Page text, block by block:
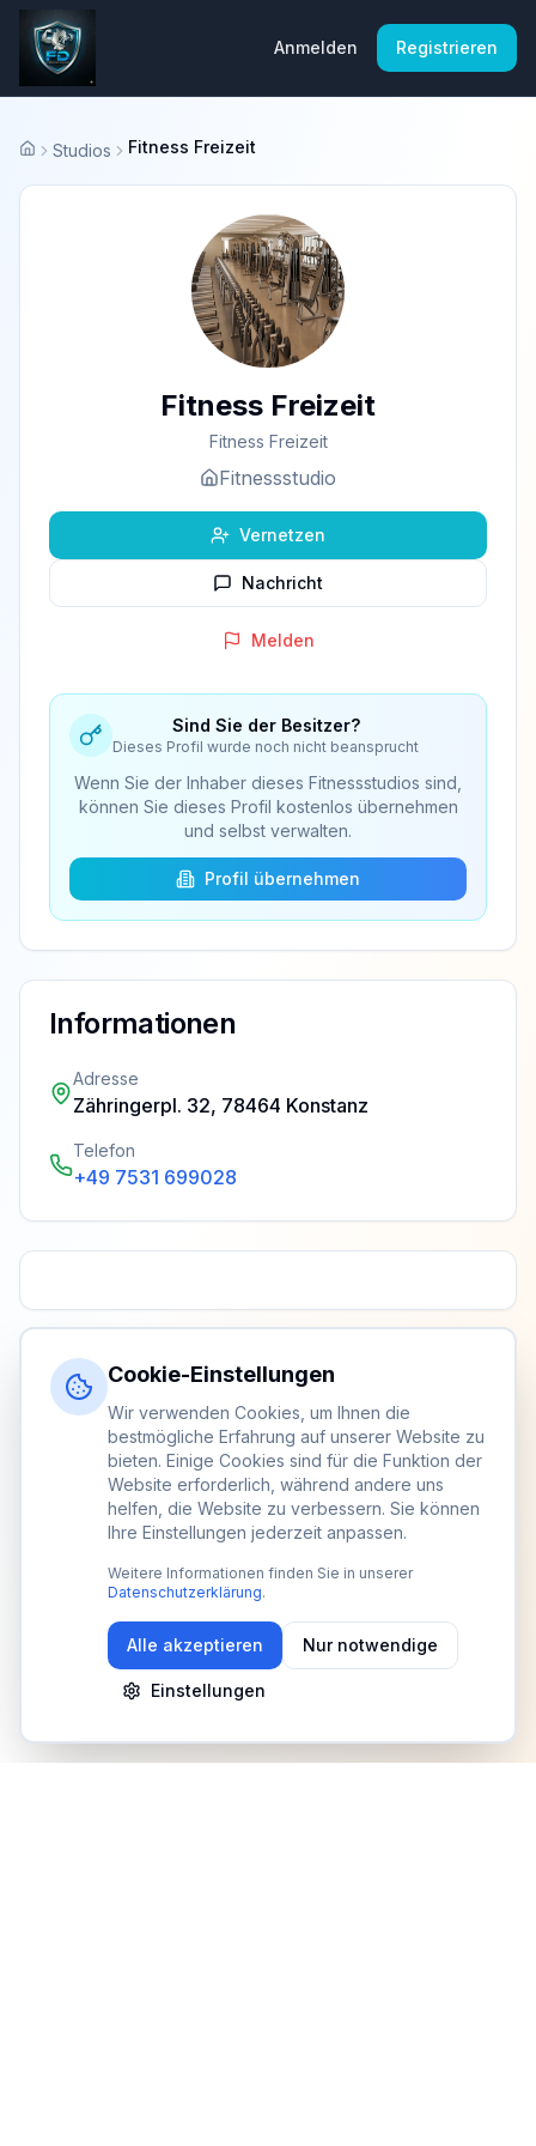
Anmelden Registrieren
Startseite
Studios Fitness Freizeit
Fitness Freizeit
Fitness Freizeit
Fitnessstudio
Vernetzen
Nachricht
Melden
Sind Sie der Besitzer?
Dieses Profil wurde noch nicht beansprucht
Wenn Sie der Inhaber dieses Fitnessstudios sind,
können Sie dieses Profil kostenlos übernehmen
und selbst verwalten.
Profil übernehmen
Informationen
Adresse
Zähringerpl. 32, 78464 Konstanz
Telefon
+49 7531 699028
Cookie-Einstellungen
Wir verwenden Cookies, um Ihnen die
bestmögliche Erfahrung auf unserer Website zu
bieten. Einige Cookies sind für die Funktion der
Website erforderlich, während andere uns
helfen, die Website zu verbessern. Sie können
Ihre Einstellungen jederzeit anpassen.
Weitere Informationen finden Sie in unserer
Datenschutzerklärung.
Alle akzeptieren Nur notwendige
Einstellungen